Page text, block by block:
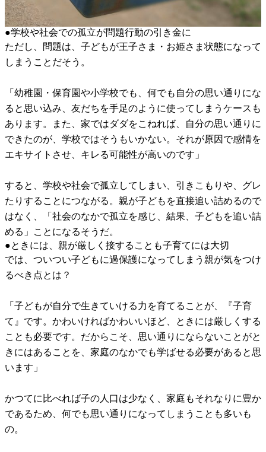
●学校や社会での孤立が問題行動の引き金に
ただし、問題は、子どもが王子さま・お姫さま状態になって
しまうことだそう。
「幼稚園・保育園や小学校でも、何でも自分の思い通りにな
ると思い込み、友だちを手足のように使ってしまうケースも
あります。また、家ではダダをこねれば、自分の思い通りに
できたのが、学校ではそうもいかない。それが原因で感情を
エキサイトさせ、キレる可能性が高いのです」
すると、学校や社会で孤立してしまい、引きこもりや、グレ
たりすることにつながる。親が子どもを直接追い詰めるので
はなく、「社会のなかで孤立を感じ、結果、子どもを追い詰
める」ことになるそうだ。
●ときには、親が厳しく接することも子育てには大切
では、ついつい子どもに過保護になってしまう親が気をつけ
るべき点とは？
「子どもが自分で生きていける力を育てることが、『子育
て』です。かわいければかわいいほど、ときには厳しくする
ことも必要です。だからこそ、思い通りにならないことがと
きにはあることを、家庭のなかでも学ばせる必要があると思
います」
かつてに比べれば子の人口は少なく、家庭もそれなりに豊か
であるため、何でも思い通りになってしまうことも多いも
の。